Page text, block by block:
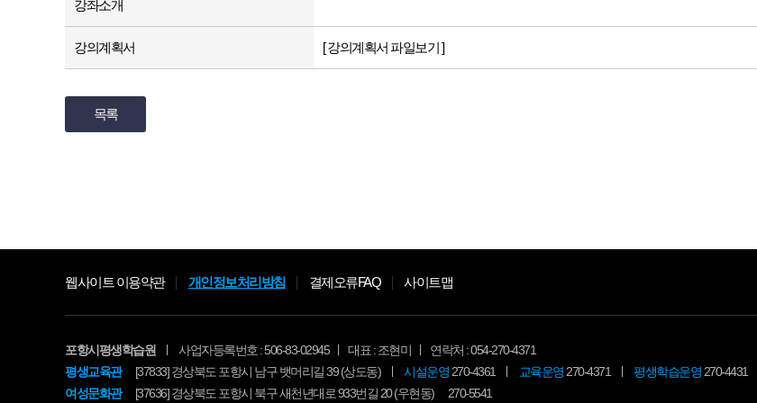
강좌소개
강의계획서 [ 강의계획서 파일보기 ]
목록
웹사이트 이용약관 개인정보처리방침 결제오류FAQ 사이트맵
포항시평생학습원 사업자등록번호 : 506-83-02945 대표 : 조현미
연락처 : 054-270-4371
평생교육관
[37833] 경상북도 포항시 남구 뱃머리길 39 (상도동) 시설운영 270-4361 교육운영 270-4371 평생학습운영 270-4431
여성문화관
[37636] 경상북도 포항시 북구 새천년대로 933번길 20 (우현동) 270-5541